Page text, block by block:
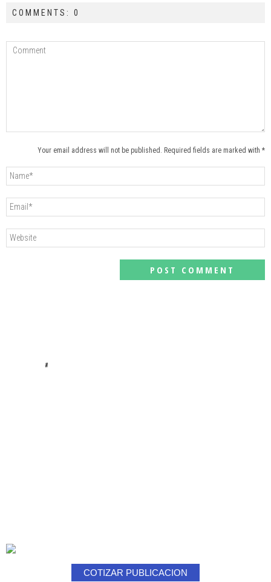
COMMENTS: 0
Your email address will not be published. Required fields are marked with *
#
COTIZAR PUBLICACION